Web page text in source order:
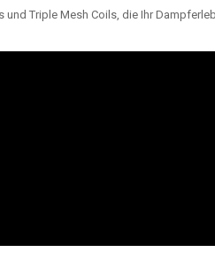
Triple Mesh Coils, die Ihr